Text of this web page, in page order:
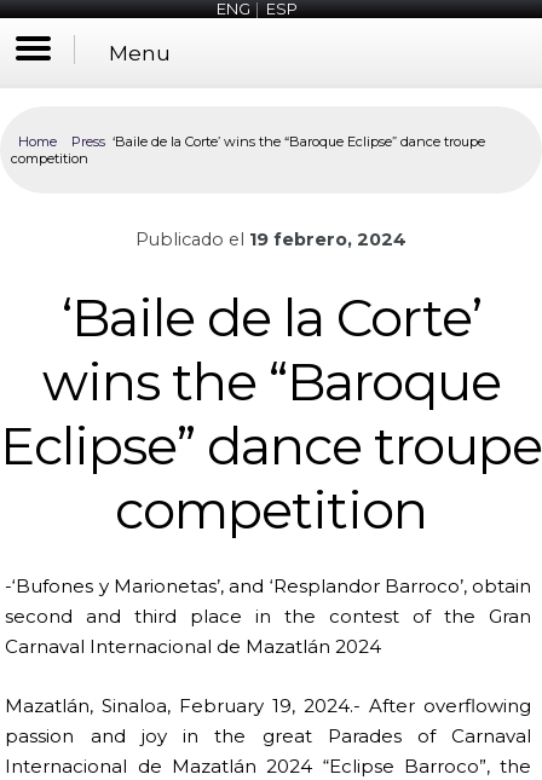
ENG|ESP
Menu
Home Press ‘Baile de la Corte’ wins the “Baroque Eclipse” dance troupe
competition
Publicado el 19 febrero, 2024
‘Baile de la Corte’
wins the “Baroque
Eclipse” dance troupe
competition
-‘Bufones y Marionetas’, and ‘Resplandor Barroco’, obtain
second and third place in the contest of the Gran
Carnaval Internacional de Mazatlán 2024
Mazatlán, Sinaloa, February 19, 2024.- After overflowing
passion and joy in the great Parades of Carnaval
Internacional de Mazatlán 2024 “Eclipse Barroco”, the